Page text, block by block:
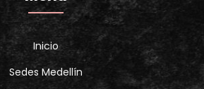
Inicio
Sedes Medellín